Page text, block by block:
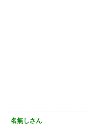
名無しさん